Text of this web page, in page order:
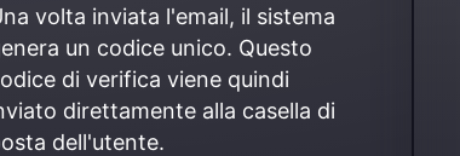
volta inviata l'email, il sistema
un codice unico. Questo
di verifica viene quindi
direttamente alla casella di
dell'utente.